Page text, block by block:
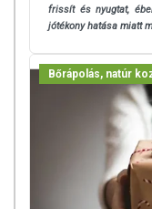
frissít és nyugtat,
jótékony hatása miatt
Bőrápolás, natúr